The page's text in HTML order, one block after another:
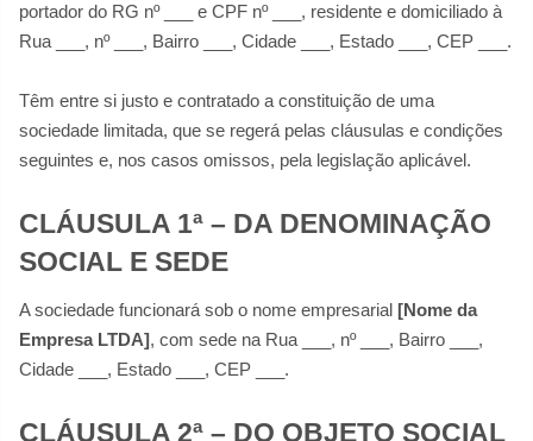
portador do RG nº ___ e CPF nº ___, residente e domiciliado à
Rua ___, nº ___, Bairro ___, Cidade ___, Estado ___, CEP ___.
Têm entre si justo e contratado a constituição de uma
sociedade limitada, que se regerá pelas cláusulas e condições
seguintes e, nos casos omissos, pela legislação aplicável.
CLÁUSULA 1ª – DA DENOMINAÇÃO
SOCIAL E SEDE
A sociedade funcionará sob o nome empresarial [Nome da
Empresa LTDA], com sede na Rua ___, nº ___, Bairro ___,
Cidade ___, Estado ___, CEP ___.
CLÁUSULA 2ª – DO OBJETO SOCIAL